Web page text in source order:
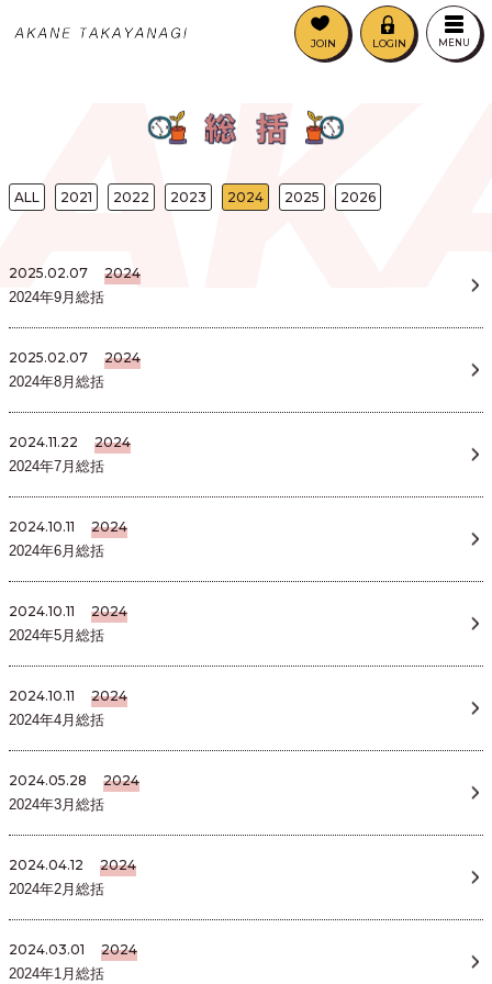
JOIN LOGIN MENU
ALL 2021 2022 2023 2024 2025 2026
2025.02.07
2024
2024年9月総括
2025.02.07
2024
2024年8月総括
2024.11.22
2024
2024年7月総括
2024.10.11
2024
2024年6月総括
2024.10.11
2024
2024年5月総括
2024.10.11
2024
2024年4月総括
2024.05.28
2024
2024年3月総括
2024.04.12
2024
2024年2月総括
2024.03.01
2024
2024年1月総括